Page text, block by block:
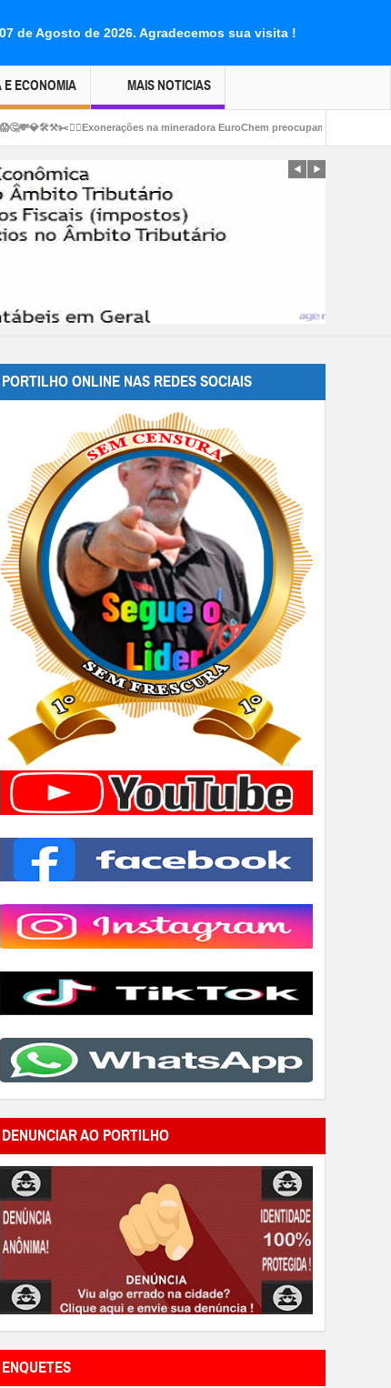
de Agosto de 2026. Agradecemos sua visita !
E ECONOMIA MAIS NOTICIAS
na mineradora EuroChem preocupam trabalhadores em Serra do Salitre
PORTILHO ONLINE NAS REDES SOCIAIS
DENUNCIAR AO PORTILHO
ENQUETES